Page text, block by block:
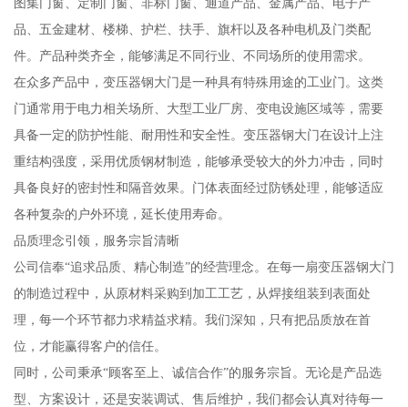
品、五金建材、楼梯、护栏、扶手、旗杆以及各种电机及门类配
件。产品种类齐全，能够满足不同行业、不同场所的使用需求。
在众多产品中，变压器钢大门是一种具有特殊用途的工业门。这类
门通常用于电力相关场所、大型工业厂房、变电设施区域等，需要
具备一定的防护性能、耐用性和安全性。变压器钢大门在设计上注
重结构强度，采用优质钢材制造，能够承受较大的外力冲击，同时
具备良好的密封性和隔音效果。门体表面经过防锈处理，能够适应
各种复杂的户外环境，延长使用寿命。
品质理念引领，服务宗旨清晰
公司信奉“追求品质、精心制造”的经营理念。在每一扇变压器钢大门
的制造过程中，从原材料采购到加工工艺，从焊接组装到表面处
理，每一个环节都力求精益求精。我们深知，只有把品质放在首
位，才能赢得客户的信任。
同时，公司秉承“顾客至上、诚信合作”的服务宗旨。无论是产品选
型、方案设计，还是安装调试、售后维护，我们都会认真对待每一